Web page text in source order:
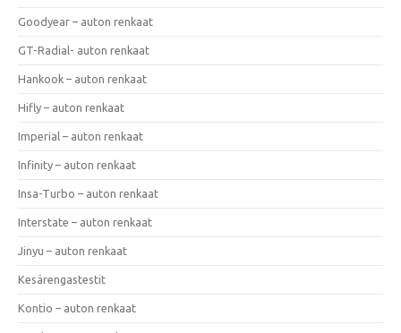
Goodyear – auton renkaat
GT-Radial- auton renkaat
Hankook – auton renkaat
Hifly – auton renkaat
Imperial – auton renkaat
Infinity – auton renkaat
Insa-Turbo – auton renkaat
Interstate – auton renkaat
Jinyu – auton renkaat
Kesärengastestit
Kontio – auton renkaat